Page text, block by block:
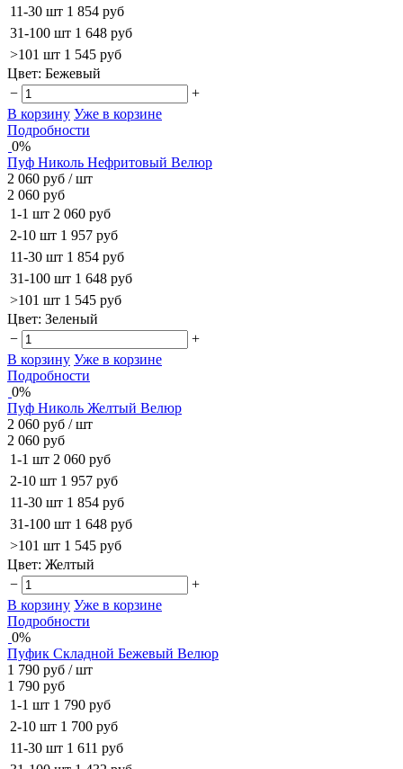
11-30 шт 1 854 руб
31-100 шт 1 648 руб
>101 шт 1 545 руб
Цвет: Бежевый
−
+
В корзину Уже в корзине
Подробности
0%
Пуф Николь Нефритовый Велюр
2 060 руб / шт
2 060 руб
1-1 шт 2 060 руб
2-10 шт 1 957 руб
11-30 шт 1 854 руб
31-100 шт 1 648 руб
>101 шт 1 545 руб
Цвет: Зеленый
−
+
В корзину Уже в корзине
Подробности
0%
Пуф Николь Желтый Велюр
2 060 руб / шт
2 060 руб
1-1 шт 2 060 руб
2-10 шт 1 957 руб
11-30 шт 1 854 руб
31-100 шт 1 648 руб
>101 шт 1 545 руб
Цвет: Желтый
−
+
В корзину Уже в корзине
Подробности
0%
Пуфик Складной Бежевый Велюр
1 790 руб / шт
1 790 руб
1-1 шт 1 790 руб
2-10 шт 1 700 руб
11-30 шт 1 611 руб